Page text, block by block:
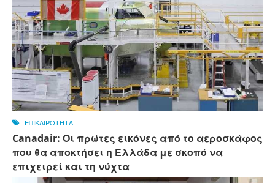
ΕΠΙΚΑΙΡΟΤΗΤΑ
Canadair: Οι πρώτες εικόνες από το αεροσκάφος
που θα αποκτήσει η Ελλάδα με σκοπό να
επιχειρεί και τη νύχτα